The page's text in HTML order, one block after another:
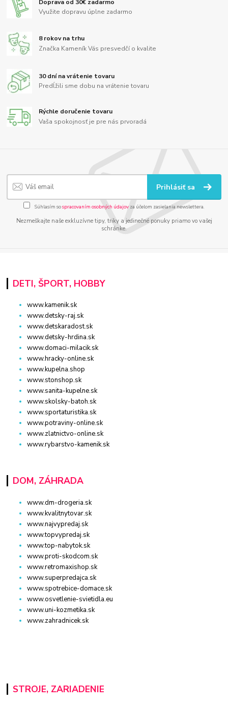
Doprava od 30€ zadarmo
Využite dopravu úplne zadarmo
8 rokov na trhu
Značka Kameník Vás presvedčí o kvalite
30 dní na vrátenie tovaru
Predĺžili sme dobu na vrátenie tovaru
Rýchle doručenie tovaru
Vaša spokojnosť je pre nás prvoradá
Prihlásiť sa
Súhlasím sospracovaním osobných údajov za účelom zasielania newslettera.
Nezmeškajte naše exkluzívne tipy, triky a jedinečné ponuky priamo vo vašej
schránke.
DETI, ŠPORT, HOBBY
www.kamenik.sk
www.detsky-raj.sk
www.detskaradost.sk
www.detsky-hrdina.sk
www.domaci-milacik.sk
www.hracky-online.sk
www.kupelna.shop
www.stonshop.sk
www.sanita-kupelne.sk
www.skolsky-batoh.sk
www.sportaturistika.sk
www.potraviny-online.sk
www.zlatnictvo-online.sk
www.rybarstvo-kamenik.sk
DOM, ZÁHRADA
www.dm-drogeria.sk
www.kvalitnytovar.sk
www.najvypredaj.sk
www.topvypredaj.sk
www.top-nabytok.sk
www.proti-skodcom.sk
www.retromaxishop.sk
www.superpredajca.sk
www.spotrebice-domace.sk
www.osvetlenie-svietidla.eu
www.uni-kozmetika.sk
www.zahradnicek.sk
STROJE, ZARIADENIE